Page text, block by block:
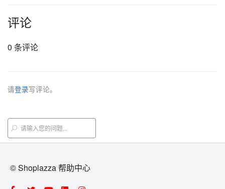
评论
0 条评论
请登录写评论。
© Shoplazza 帮助中心